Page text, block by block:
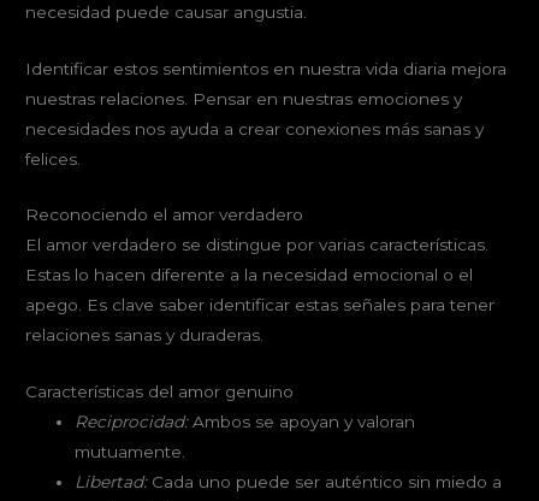
necesidad puede causar angustia.
Identificar estos sentimientos en nuestra vida diaria mejora
nuestras relaciones. Pensar en nuestras emociones y
necesidades nos ayuda a crear conexiones más sanas y
felices.
Reconociendo el amor verdadero
El amor verdadero se distingue por varias características.
Estas lo hacen diferente a la necesidad emocional o el
apego. Es clave saber identificar estas señales para tener
relaciones sanas y duraderas.
Características del amor genuino
Reciprocidad:Ambos se apoyan y valoran
mutuamente.
Libertad:Cada uno puede ser auténtico sin miedo a